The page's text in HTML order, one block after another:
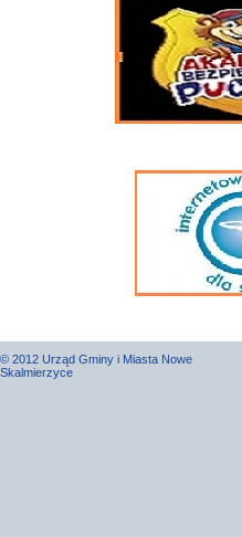
© 2012 Urząd Gminy i Miasta Nowe
Skalmierzyce